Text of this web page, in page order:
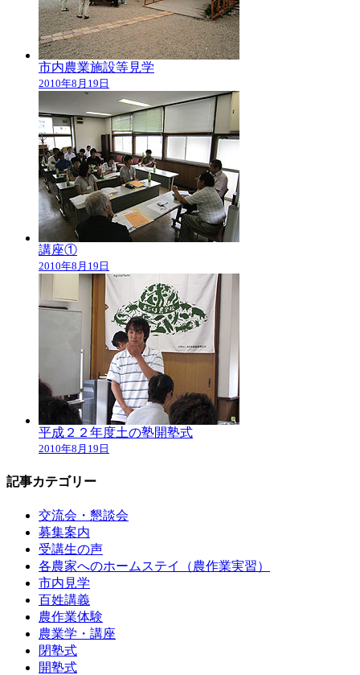
市内農業施設等見学
2010年8月19日
講座①
2010年8月19日
平成２２年度土の塾開塾式
2010年8月19日
記事カテゴリー
交流会・懇談会
募集案内
受講生の声
各農家へのホームステイ（農作業実習）
市内見学
百姓講義
農作業体験
農業学・講座
閉塾式
開塾式